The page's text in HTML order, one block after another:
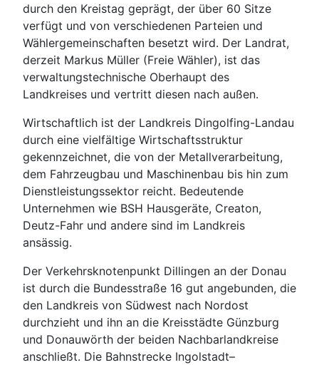
durch den Kreistag geprägt, der über 60 Sitze
verfügt und von verschiedenen Parteien und
Wählergemeinschaften besetzt wird. Der Landrat,
derzeit Markus Müller (Freie Wähler), ist das
verwaltungstechnische Oberhaupt des
Landkreises und vertritt diesen nach außen.
Wirtschaftlich ist der Landkreis Dingolfing-Landau
durch eine vielfältige Wirtschaftsstruktur
gekennzeichnet, die von der Metallverarbeitung,
dem Fahrzeugbau und Maschinenbau bis hin zum
Dienstleistungssektor reicht. Bedeutende
Unternehmen wie BSH Hausgeräte, Creaton,
Deutz-Fahr und andere sind im Landkreis
ansässig.
Der Verkehrsknotenpunkt Dillingen an der Donau
ist durch die Bundesstraße 16 gut angebunden, die
den Landkreis von Südwest nach Nordost
durchzieht und ihn an die Kreisstädte Günzburg
und Donauwörth der beiden Nachbarlandkreise
anschließt. Die Bahnstrecke Ingolstadt–